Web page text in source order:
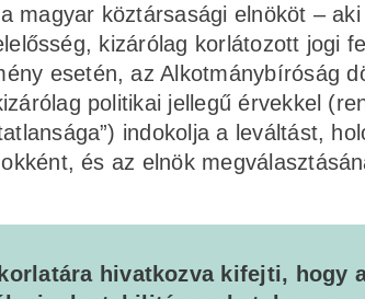
magyar köztársasági elnököt –
kizárólag korlátozott jogi
esetén, az Alkotmánybíróság
politikai jellegű érvekkel
indokolja a leváltást,
és az elnök
hivatkozva kifejti, hogy